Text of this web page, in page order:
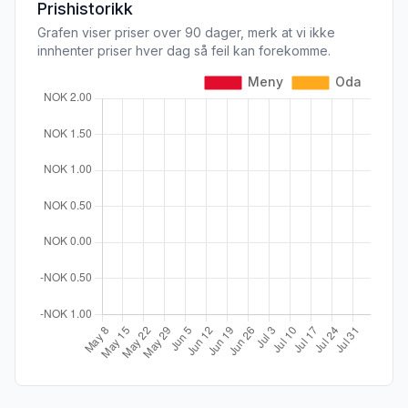
Prishistorikk
Grafen viser priser over 90 dager, merk at vi ikke
innhenter priser hver dag så feil kan forekomme.